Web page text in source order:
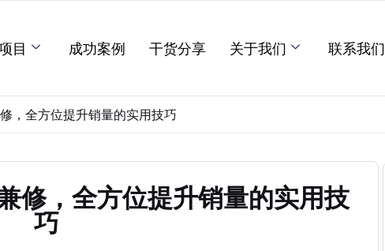
目 成功案例 干货分享 关于我们 联系我们
，全方位提升销量的实用技巧
修，全方位提升销量的实用技
巧